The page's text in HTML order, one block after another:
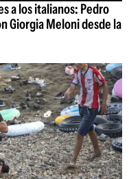
a los italianos: Pedro
Giorgia Meloni desde la